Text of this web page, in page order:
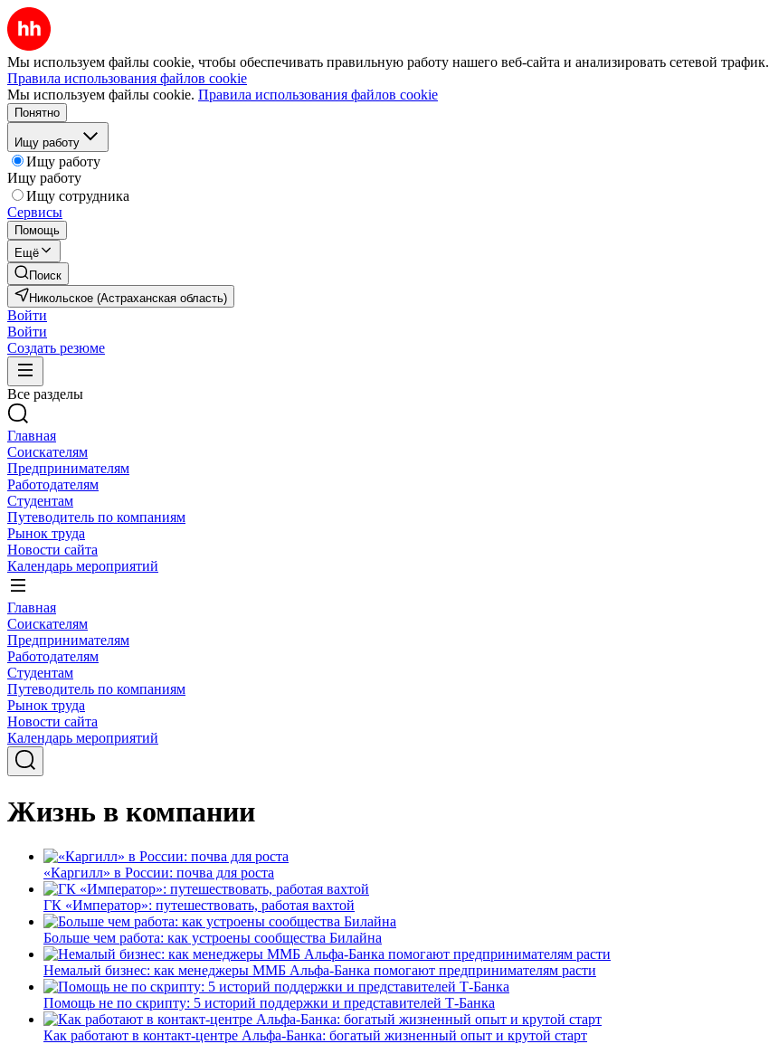
Мы используем файлы cookie, чтобы обеспечивать правильную работу нашего веб-сайта и анализировать сетевой трафик.
Правила использования файлов cookie
Мы используем файлы cookie. Правила использования файлов cookie
Понятно
Ищу работу
Ищу работу
Ищу работу
Ищу сотрудника
Сервисы
Помощь
Ещё
Поиск
Никольское (Астраханская область)
Войти
Войти
Создать резюме
Все разделы
Главная
Соискателям
Предпринимателям
Работодателям
Студентам
Путеводитель по компаниям
Рынок труда
Новости сайта
Календарь мероприятий
Главная
Соискателям
Предпринимателям
Работодателям
Студентам
Путеводитель по компаниям
Рынок труда
Новости сайта
Календарь мероприятий
Жизнь в компании
«Каргилл» в России: почва для роста
ГК «Император»: путешествовать, работая вахтой
Больше чем работа: как устроены сообщества Билайна
Немалый бизнес: как менеджеры ММБ Альфа-Банка помогают предпринимателям расти
Помощь не по скрипту: 5 историй поддержки и представителей Т-Банка
Как работают в контакт-центре Альфа-Банка: богатый жизненный опыт и крутой старт